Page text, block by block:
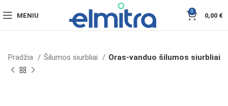
MENIU
0
0,00 €
Pradžia Šilumos siurbliai Oras-vanduo šilumos siurbliai